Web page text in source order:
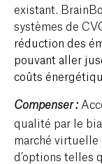
existant.
systèmes de
réduction des
pouvant aller
coûts
Compenser :
qualité par le
marché
d’options telles